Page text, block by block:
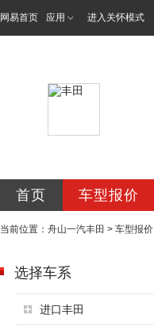
网易首页 应用 进入关怀模式
首页 车型报价
当前位置： 舟山一汽丰田 > 车型报价
选择车系
进口丰田